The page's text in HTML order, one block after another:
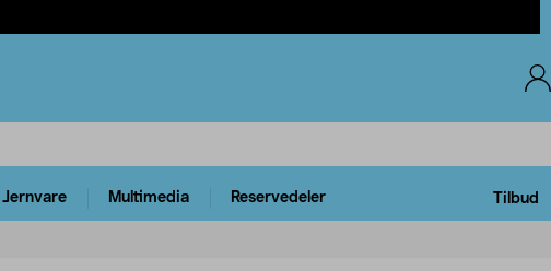
Jernvare Multimedia Reservedeler Tilbud